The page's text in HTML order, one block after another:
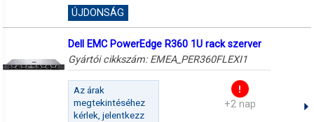
ÚJDONSÁG
Dell EMC PowerEdge R360 1U rack szerver
Gyártói cikkszám: EMEA_PER360FLEXI1
Az árak
megtekintéséhez
kérlek, jelentkezz
+2 nap